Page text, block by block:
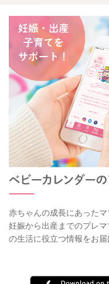
赤ちゃんの成長にあった
妊娠から出産までのプレ
の生活に役立つ情報をお届